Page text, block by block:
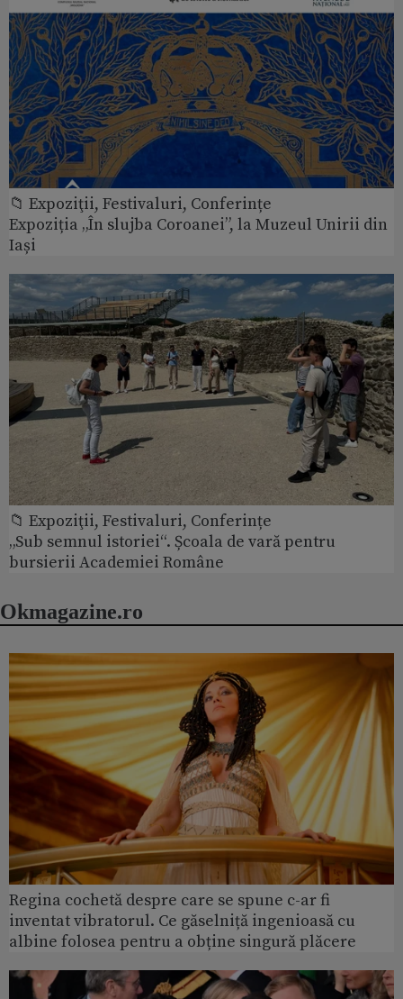
📁 Expoziţii, Festivaluri, Conferințe
Expoziția „În slujba Coroanei”, la Muzeul Unirii din
Iași
📁 Expoziţii, Festivaluri, Conferințe
„Sub semnul istoriei“. Școala de vară pentru
bursierii Academiei Române
Okmagazine.ro
Regina cochetă despre care se spune c-ar fi
inventat vibratorul. Ce găselniță ingenioasă cu
albine folosea pentru a obține singură plăcere